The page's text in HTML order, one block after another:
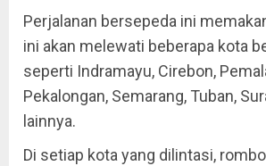
Perjalanan bersepeda ini
ini akan melewati beberapa kota
seperti Indramayu, Cirebon,
Pekalongan, Semarang, Tuban,
lainnya.
Di setiap kota yang dilintasi,